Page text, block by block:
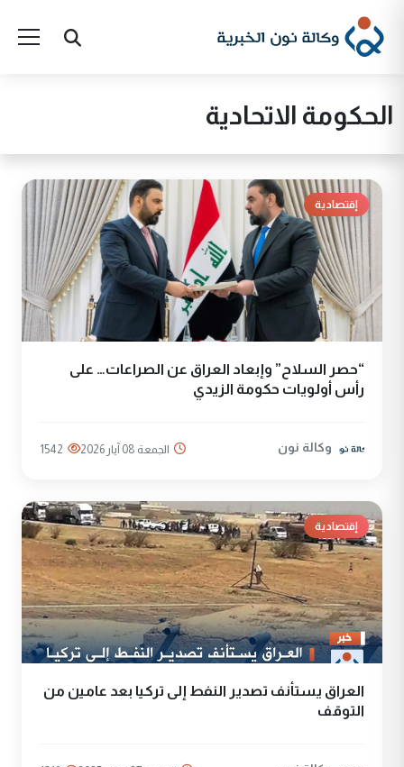
الحكومة الاتحادية
إقتصادية
“حصر السلاح” وإبعاد العراق عن الصراعات… على
رأس أولويات حكومة الزيدي
وكالة نون الجمعة 08 آيار 2026 1542
إقتصادية
العراق يستأنف تصدير النفط إلى تركيا بعد عامين من
التوقف